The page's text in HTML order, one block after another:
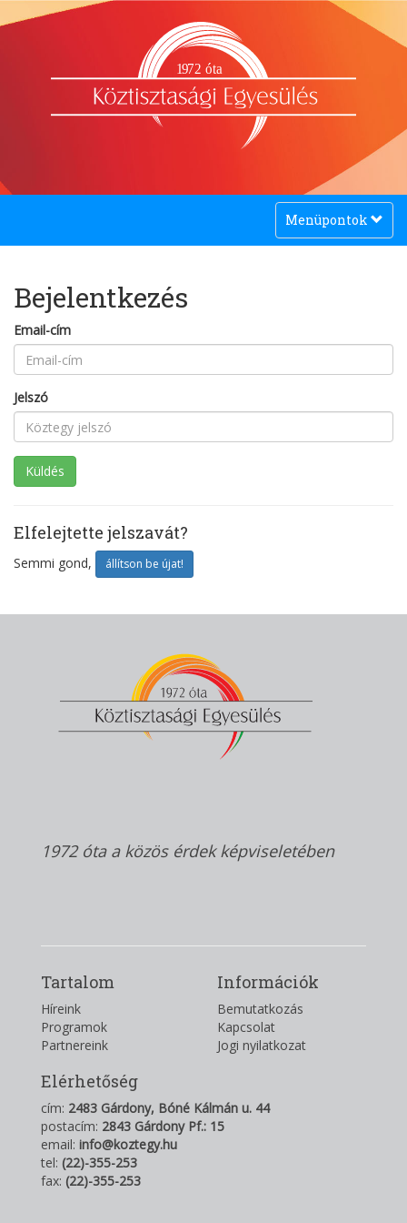
1972 óta
Toggle
navigation
Menüpontok
Bejelentkezés
Email-cím
Jelszó
Elfelejtette jelszavát?
Semmi gond, állítson be újat!
1972 óta a közös érdek képviseletében
Tartalom
Híreink
Programok
Partnereink
Információk
Bemutatkozás
Kapcsolat
Jogi nyilatkozat
Elérhetőség
cím: 2483 Gárdony, Bóné Kálmán u. 44
postacím: 2843 Gárdony Pf.: 15
email: info@koztegy.hu
tel: (22)-355-253
fax: (22)-355-253